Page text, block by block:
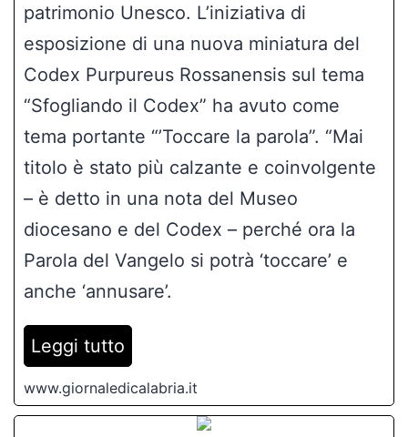
patrimonio Unesco. L’iniziativa di
esposizione di una nuova miniatura del
Codex Purpureus Rossanensis sul tema
“Sfogliando il Codex” ha avuto come
tema portante “’Toccare la parola”. “Mai
titolo è stato più calzante e coinvolgente
– è detto in una nota del Museo
diocesano e del Codex – perché ora la
Parola del Vangelo si potrà ‘toccare’ e
anche ‘annusare’.
Leggi tutto
www.giornaledicalabria.it